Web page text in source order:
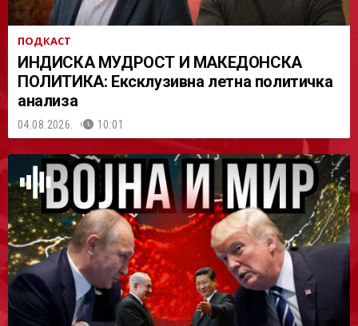
ПОДКАСТ
ИНДИСКА МУДРОСТ И МАКЕДОНСКА
ПОЛИТИКА: Ексклузивна летна политичка
анализа
04.08.2026. 10:01